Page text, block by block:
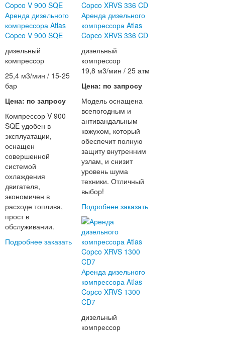
Аренда дизельного
компрессора Atlas
Copco V 900 SQE
дизельный
компрессор
25,4 м3/мин / 15-25
бар
Цена: по запросу
Компрессор V 900
SQE удобен в
эксплуатации,
оснащен
совершенной
системой
охлаждения
двигателя,
экономичен в
расходе топлива,
прост в
обслуживании.
Подробнее заказать
Аренда дизельного
компрессора Atlas
Copco XRVS 336 CD
дизельный
компрессор
19,8 м3/мин / 25 атм
Цена: по запросу
Модель оснащена
всепогодным и
антивандальным
кожухом, который
обеспечит полную
защиту внутренним
узлам, и снизит
уровень шума
техники. Отличный
выбор!
Подробнее заказать
Аренда дизельного
компрессора Atlas
Copco XRVS 1300
CD7
дизельный
компрессор